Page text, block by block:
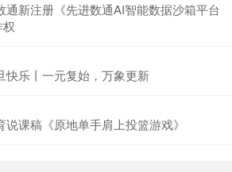
通新注册《先进数通AI智能数据沙箱平台
快乐丨一元复始，万象更新
课稿《原地单手肩上投篮游戏》